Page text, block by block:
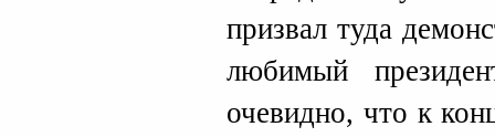
призвал туда
любимый
очевидно, что к